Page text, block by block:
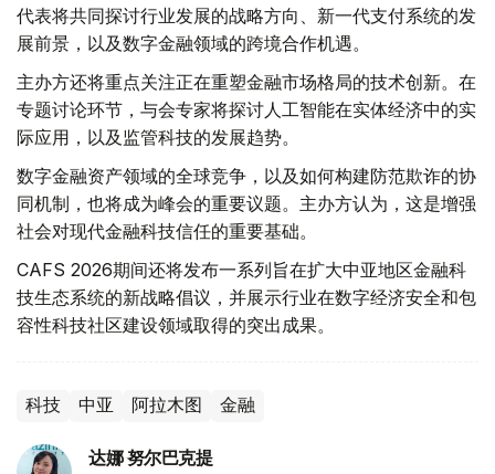
代表将共同探讨行业发展的战略方向、新一代支付系统的发
展前景，以及数字金融领域的跨境合作机遇。
主办方还将重点关注正在重塑金融市场格局的技术创新。在
专题讨论环节，与会专家将探讨人工智能在实体经济中的实
际应用，以及监管科技的发展趋势。
数字金融资产领域的全球竞争，以及如何构建防范欺诈的协
同机制，也将成为峰会的重要议题。主办方认为，这是增强
社会对现代金融科技信任的重要基础。
CAFS 2026期间还将发布一系列旨在扩大中亚地区金融科
技生态系统的新战略倡议，并展示行业在数字经济安全和包
容性科技社区建设领域取得的突出成果。
科技 中亚 阿拉木图 金融
达娜 努尔巴克提